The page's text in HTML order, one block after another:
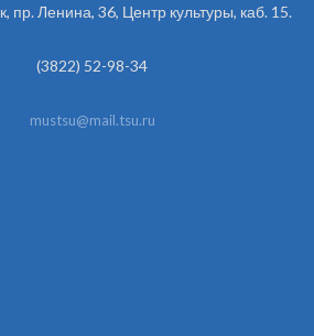
пр. Ленина, 36, Центр культуры, каб. 15.
(3822) 52-98-34
mustsu@mail.tsu.ru